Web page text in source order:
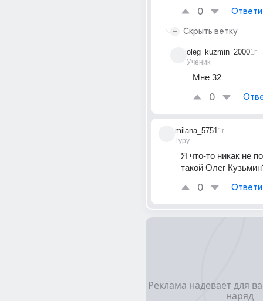
0
Скрыть ветку
oleg_kuzmin_2000
Ученик
1г
Мне 32
0
milana_5751
Гуру
1г
Я что-то никак не
такой Олег
0